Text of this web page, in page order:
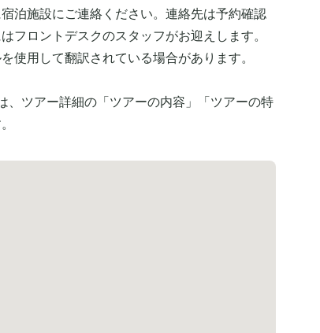
設にご連絡ください。連絡先は予約確認
フロントデスクのスタッフがお迎えします。
使用して翻訳されている場合があります。
、ツアー詳細の「ツアーの内容」「ツアーの特